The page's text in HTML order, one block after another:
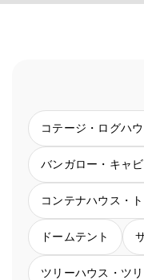
コテージ・ログハ
バンガロー・キャ
コンテナハウス・
ドームテント
ツリーハウス・ツ